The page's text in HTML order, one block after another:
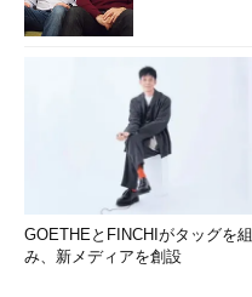
GOETHEとFINCHIがタッグを組
み、新メディアを創設